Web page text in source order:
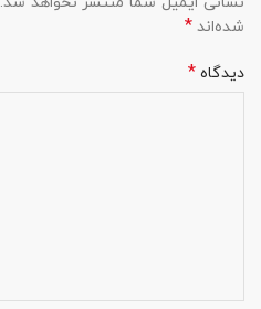
شده‌اند *
دیدگاه *